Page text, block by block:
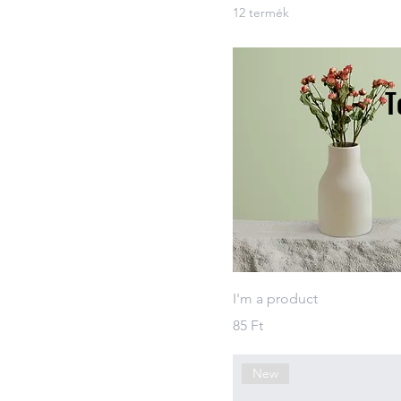
12 termék
I'm a product
Ár
85 Ft
New